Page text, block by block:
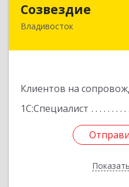
Созвездие
Владивосток
Клиентов на
1С:Специалист
690069,